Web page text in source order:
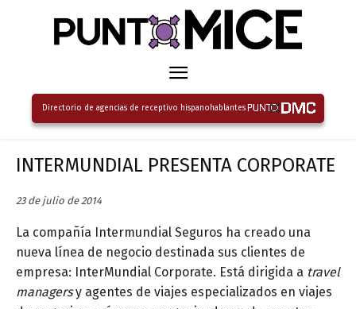
Directorio de agencias de receptivo hispanohablantes
INTERMUNDIAL PRESENTA CORPORATE
23 de julio de 2014
La compañía Intermundial Seguros ha creado una
nueva línea de negocio destinada sus clientes de
empresa: InterMundial Corporate. Está dirigida a travel
managersy agentes de viajes especializados en viajes